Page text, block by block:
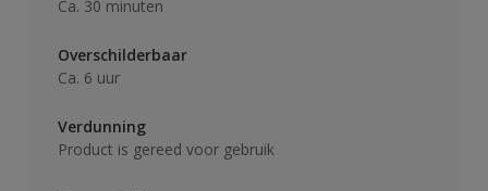
Ca. 30 minuten
Overschilderbaar
Ca. 6 uur
Verdunning
Product is gereed voor gebruik